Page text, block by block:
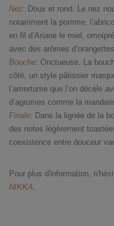
Nez: Doux et rond. Le nez
notamment la pomme,
en fil d’Ariane le miel,
avec des arômes
Bouche: Onctueuse. La
côté, un style pâtissier
l’amertume que l’on décèle
d’agrumes comme la
Finale: Dans la lignée de la
des notes légèrement
coexistence entre douceur
Pour plus d'information,
NIKKA.